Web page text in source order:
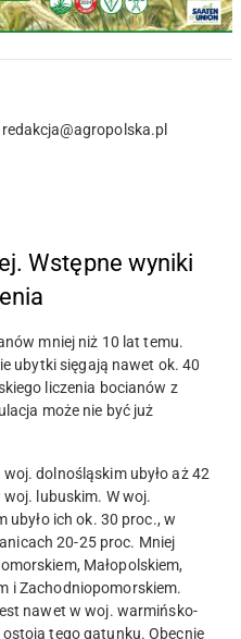
Wstępne wyniki
mniej niż 10 lat temu.
ubytki sięgają nawet ok. 40
liczenia bocianów z
może nie być już
dolnośląskim ubyło aż 42
lubuskim. W woj.
ubyło ich ok. 30 proc., w
20-25 proc. Mniej
Małopolskiem,
i Zachodniopomorskiem.
nawet w woj. warmińsko-
tego gatunku. Obecnie